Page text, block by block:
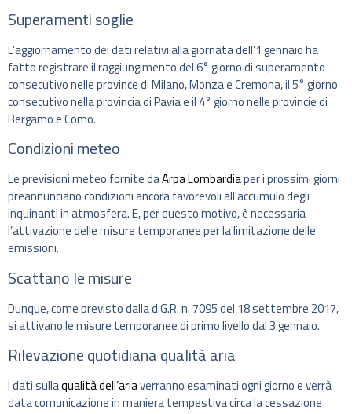
Superamenti soglie
L’aggiornamento dei dati relativi alla giornata dell’1 gennaio ha
fatto registrare il raggiungimento del 6° giorno di superamento
consecutivo nelle province di Milano, Monza e Cremona, il 5° giorno
consecutivo nella provincia di Pavia e il 4° giorno nelle provincie di
Bergamo e Como.
Condizioni meteo
Le previsioni meteo fornite daArpa Lombardiaper i prossimi giorni
preannunciano condizioni ancora favorevoli all’accumulo degli
inquinanti in atmosfera. E, per questo motivo, è necessaria
l’attivazione delle misure temporanee per la limitazione delle
emissioni.
Scattano le misure
Dunque, come previsto dalla d.G.R. n. 7095 del 18 settembre 2017,
si attivano le misure temporanee di primo livello dal 3 gennaio.
Rilevazione quotidiana qualità aria
I dati sullaqualità dell’ariaverranno esaminati ogni giorno e verrà
data comunicazione in maniera tempestiva circa la cessazione